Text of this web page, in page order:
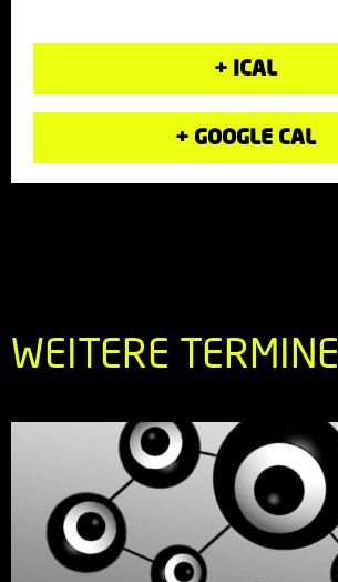
+ ICAL
+ GOOGLE CAL
WEITERE TERMINE